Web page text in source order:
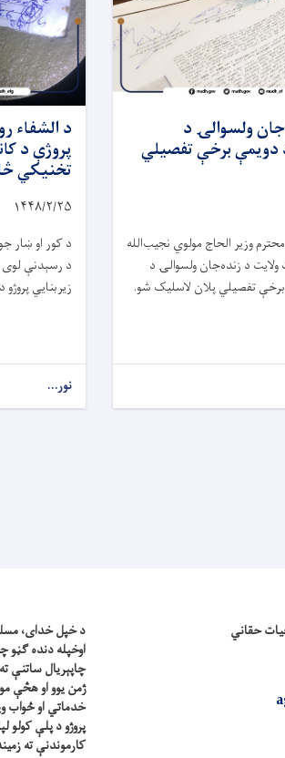
ولسوالۍ د
دویمې برخې تفصیلي
وزیر الحاج مولوي نجیب‌الله
د زنده‌جان ولسوالۍ د
تفصیلي پلان لاسلیک شو.
د الشفاء
پروژې د
تخنیکي
۱۴۴۸/۲/۲۵
د کور او ښار
د رسېدنې لوی
زیربنایي
نور...
حقاني
د خپل خدای،
اوخپله دنده ګڼو
چاپېریال ساتنې
ژمن یوو او هڅې
خدماتي او ځواب
پروژو د پلې کولو
کارموندنې ته